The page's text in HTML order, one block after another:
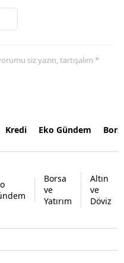
siz yazın, tartışalım *
Kredi Eko Gündem
Borsa
ve
Yatırım
Altın
ve
Döviz